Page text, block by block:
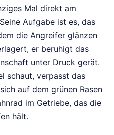
Mal direkt am
Aufgabe ist es, das
die Angreifer glänzen
er beruhigt das
unter Druck gerät.
schaut, verpasst das
auf dem grünen Rasen
im Getriebe, das die
hält.